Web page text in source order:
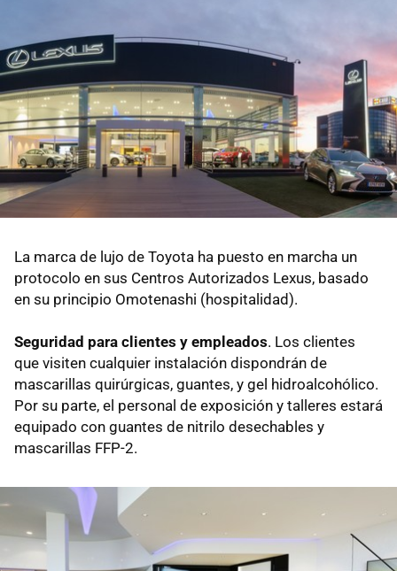
La marca de lujo de Toyota ha puesto en marcha un
protocolo en sus Centros Autorizados Lexus, basado
en su principio Omotenashi (hospitalidad).
Seguridad para clientes y empleados. Los clientes
que visiten cualquier instalación dispondrán de
mascarillas quirúrgicas, guantes, y gel hidroalcohólico.
Por su parte, el personal de exposición y talleres estará
equipado con guantes de nitrilo desechables y
mascarillas FFP-2.